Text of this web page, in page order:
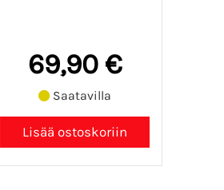
69,90 €
Saatavilla